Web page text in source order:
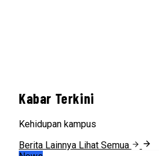
Kabar Terkini
Kehidupan kampus
Berita Lainnya Lihat Semua